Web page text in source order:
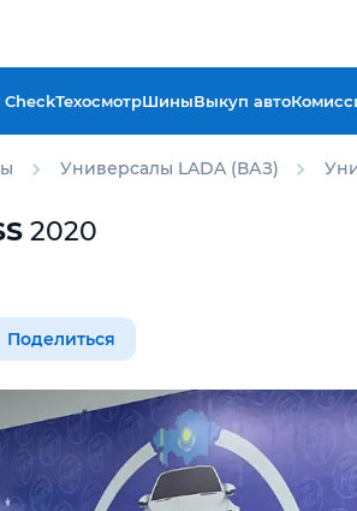
CheckТехосмотрШиныВыкуп авто
Универсалы LADA (ВАЗ)
2020
Поделиться